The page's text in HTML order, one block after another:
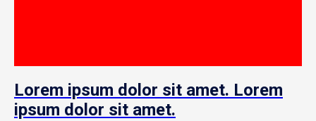
Lorem ipsum dolor sit amet. Lorem
ipsum dolor sit amet.